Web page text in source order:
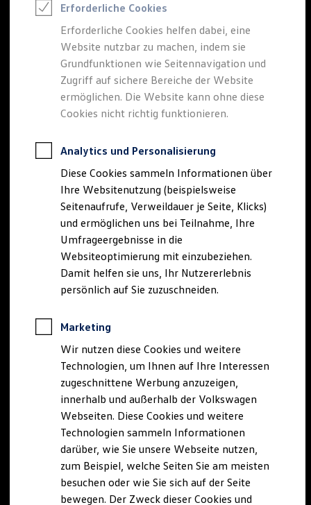
Elektroauto Leasing
Kleinwagen-Leasing
Leasing ohne Anzahlung
Finanzierung
Autokredit mit Schlussrate
Versicherungen und Garantien
Kfz-Versicherung
Restschuldversicherungen
Garantien
Professional Class bei Volkswagen
Behörden
Direktkunden
Sonderfahrzeuge
Anpfiff zum Gewinn
Elektromobilität
Elektroautos
ID. Tutorials
Elektrofahrzeugkonzepte
ID. EVERY1
Reichweite
Rekuperation
Laden unterwegs
Laden Zuhause
Ladestationen finden
Ladezeitensimulator
Batterie
Sicherheit
Nachhaltigkeit
Technologie
Kosten und Kauf
Verbrauchskosten
Kaufoptionen
E-Auto-Förderung
Erforderliche Cookies
Erforderliche Cookies helfen dabei, eine
Website nutzbar zu machen, indem sie
Grundfunktionen wie Seitennavigation und
Zugriff auf sichere Bereiche der Website
ermöglichen. Die Website kann ohne diese
Cookies nicht richtig funktionieren.
Analytics und Personalisierung
Diese Cookies sammeln Informationen über
Ihre Websitenutzung (beispielsweise
Seitenaufrufe, Verweildauer je Seite, Klicks)
und ermöglichen uns bei Teilnahme, Ihre
Umfrageergebnisse in die
Websiteoptimierung mit einzubeziehen.
Damit helfen sie uns, Ihr Nutzererlebnis
persönlich auf Sie zuzuschneiden.
Marketing
Wir nutzen diese Cookies und weitere
Technologien, um Ihnen auf Ihre Interessen
zugeschnittene Werbung anzuzeigen,
innerhalb und außerhalb der Volkswagen
Webseiten. Diese Cookies und weitere
Technologien sammeln Informationen
darüber, wie Sie unsere Webseite nutzen,
zum Beispiel, welche Seiten Sie am meisten
besuchen oder wie Sie sich auf der Seite
bewegen. Der Zweck dieser Cookies und